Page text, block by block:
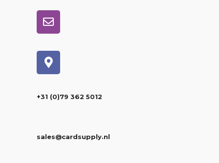
+31 (0)79 362 5012
sales@cardsupply.nl